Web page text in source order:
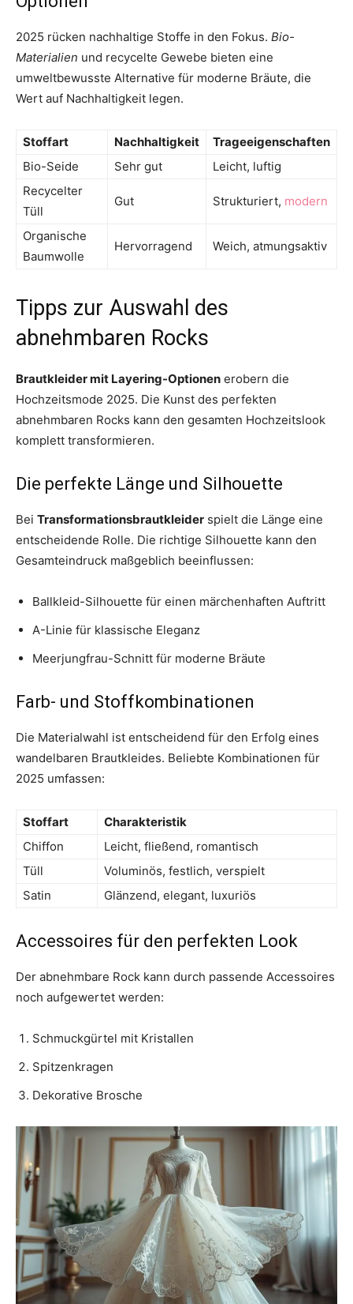
2025 rücken nachhaltige Stoffe in den Fokus. Bio-
Materialien und recycelte Gewebe bieten eine
umweltbewusste Alternative für moderne Bräute, die
Wert auf Nachhaltigkeit legen.
Stoffart Nachhaltigkeit
Trageeigenschaften
Bio-Seide
Sehr gut
Leicht, luftig
Recycelter
Tüll
Gut Strukturiert, modern
Organische
Baumwolle
Hervorragend Weich, atmungsaktiv
Tipps zur Auswahl des
abnehmbaren Rocks
Brautkleider mit Layering-Optionen erobern die
Hochzeitsmode 2025. Die Kunst des perfekten
abnehmbaren Rocks kann den gesamten Hochzeitslook
komplett transformieren.
Die perfekte Länge und Silhouette
Bei Transformationsbrautkleider spielt die Länge eine
entscheidende Rolle. Die richtige Silhouette kann den
Gesamteindruck maßgeblich beeinflussen:
Ballkleid-Silhouette für einen märchenhaften Auftritt
A-Linie für klassische Eleganz
Meerjungfrau-Schnitt für moderne Bräute
Farb- und Stoffkombinationen
Die Materialwahl ist entscheidend für den Erfolg eines
wandelbaren Brautkleides. Beliebte Kombinationen für
2025 umfassen:
Stoffart
Charakteristik
Chiffon
Leicht, fließend, romantisch
Tüll
Voluminös, festlich, verspielt
Satin
Glänzend, elegant, luxuriös
Accessoires für den perfekten Look
Der abnehmbare Rock kann durch passende Accessoires
noch aufgewertet werden:
Schmuckgürtel mit Kristallen
Spitzenkragen
Dekorative Brosche